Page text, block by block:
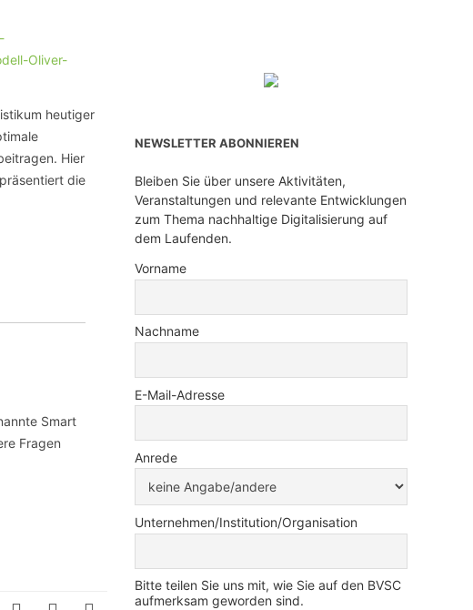
heutiger
Hier
die
Smart
Fragen
NEWSLETTER ABONNIEREN
Bleiben Sie über unsere Aktivitäten,
Veranstaltungen und relevante Entwicklungen
zum Thema nachhaltige Digitalisierung auf
dem Laufenden.
Vorname
Nachname
E-Mail-Adresse
Anrede
Unternehmen/Institution/Organisation
Bitte teilen Sie uns mit, wie Sie auf den BVSC
aufmerksam geworden sind.